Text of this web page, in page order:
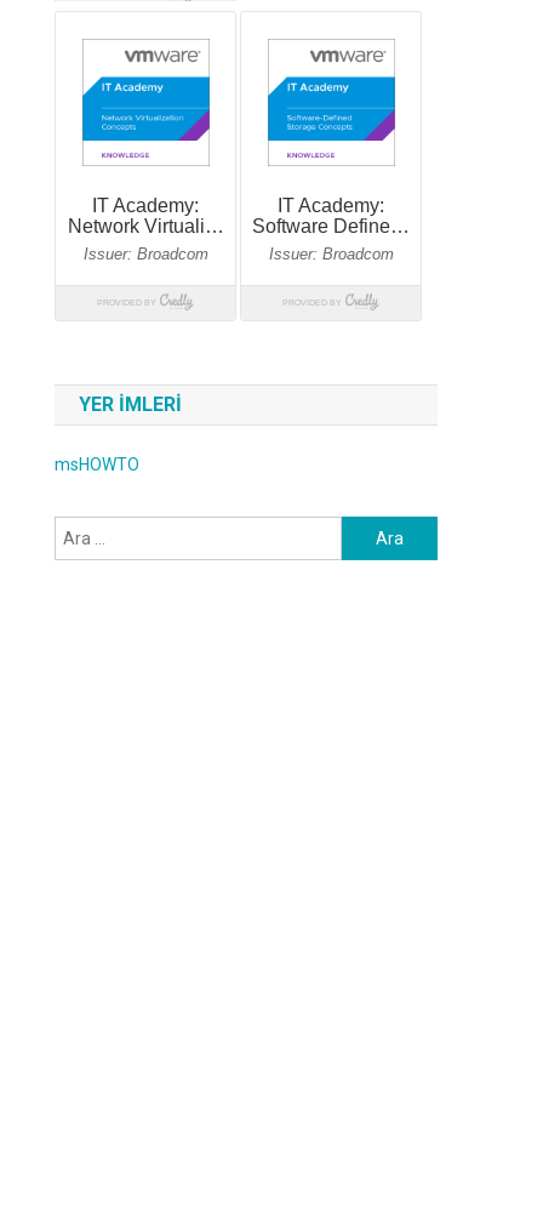
YER IMLERI
msHOWTO
Arama: